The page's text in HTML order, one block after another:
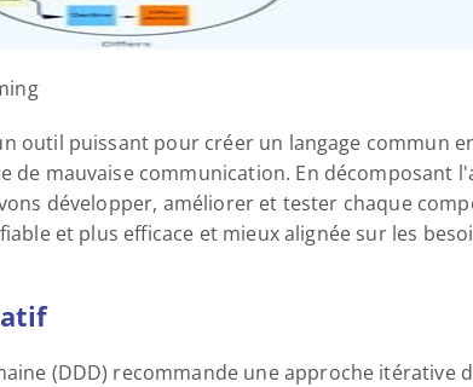
outil puissant pour créer un langage commun
de mauvaise communication. En décomposant
développer, améliorer et tester chaque
et plus efficace et mieux alignée sur les
(DDD) recommande une approche itérative